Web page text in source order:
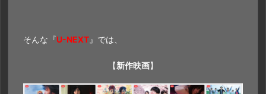
そんな『U-NEXT』では、
【新作映画】